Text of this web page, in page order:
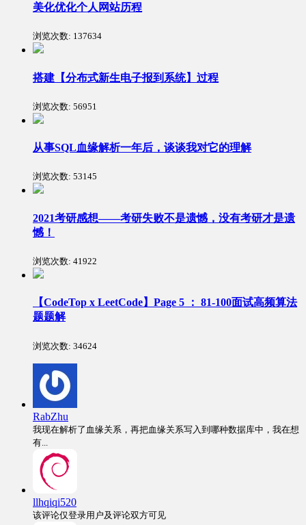
美化优化个人网站历程
浏览次数: 137634
搭建【分布式新生电子报到系统】过程
浏览次数: 56951
从事SQL血缘解析一年后，谈谈我对它的理解
浏览次数: 53145
2021考研感想——考研失败不是遗憾，没有考研才是遗
憾！
浏览次数: 41922
【CodeTop x LeetCode】Page 5 ： 81-100面试高频算法
题题解
浏览次数: 34624
RabZhu
我现在解析了血缘关系，再把血缘关系写入到哪种数据库中，我在想
有...
llhqiqi520
该评论仅登录用户及评论双方可见